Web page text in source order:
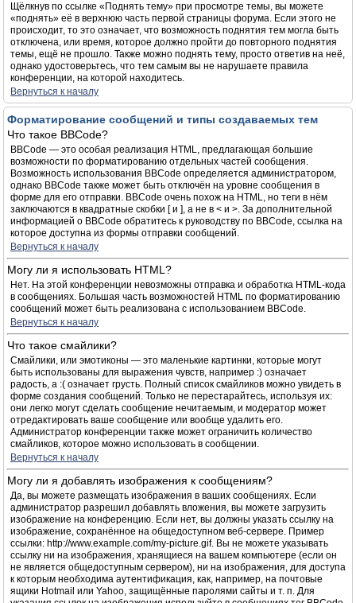
Щёлкнув по ссылке «Поднять тему» при просмотре темы, вы можете
«поднять» её в верхнюю часть первой страницы форума. Если этого не
происходит, то это означает, что возможность поднятия тем могла быть
отключена, или время, которое должно пройти до повторного поднятия
темы, ещё не прошло. Также можно поднять тему, просто ответив на неё,
однако удостоверьтесь, что тем самым вы не нарушаете правила
конференции, на которой находитесь.
Вернуться к началу
Форматирование сообщений и типы создаваемых тем
Что такое BBCode?
BBCode — это особая реализация HTML, предлагающая большие
возможности по форматированию отдельных частей сообщения.
Возможность использования BBCode определяется администратором,
однако BBCode также может быть отключён на уровне сообщения в
форме для его отправки. BBCode очень похож на HTML, но теги в нём
заключаются в квадратные скобки [ и ], а не в < и >. За дополнительной
информацией о BBCode обратитесь к руководству по BBCode, ссылка на
которое доступна из формы отправки сообщений.
Вернуться к началу
Могу ли я использовать HTML?
Нет. На этой конференции невозможны отправка и обработка HTML-кода
в сообщениях. Большая часть возможностей HTML по форматированию
сообщений может быть реализована с использованием BBCode.
Вернуться к началу
Что такое смайлики?
Смайлики, или эмотиконы — это маленькие картинки, которые могут
быть использованы для выражения чувств, например :) означает
радость, а :( означает грусть. Полный список смайликов можно увидеть в
форме создания сообщений. Только не перестарайтесь, используя их:
они легко могут сделать сообщение нечитаемым, и модератор может
отредактировать ваше сообщение или вообще удалить его.
Администратор конференции также может ограничить количество
смайликов, которое можно использовать в сообщении.
Вернуться к началу
Могу ли я добавлять изображения к сообщениям?
Да, вы можете размещать изображения в ваших сообщениях. Если
администратор разрешил добавлять вложения, вы можете загрузить
изображение на конференцию. Если нет, вы должны указать ссылку на
изображение, сохранённое на общедоступном веб-сервере. Пример
ссылки: http://www.example.com/my-picture.gif. Вы не можете указывать
ссылку ни на изображения, хранящиеся на вашем компьютере (если он
не является общедоступным сервером), ни на изображения, для доступа
к которым необходима аутентификация, как, например, на почтовые
ящики Hotmail или Yahoo, защищённые паролями сайты и т. п. Для